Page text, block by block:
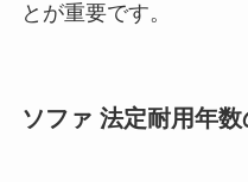
とが重要です。
ソファ 法定耐用年